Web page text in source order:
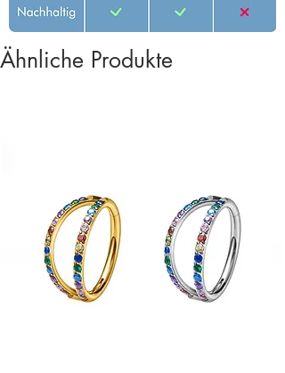
Ähnliche Produkte